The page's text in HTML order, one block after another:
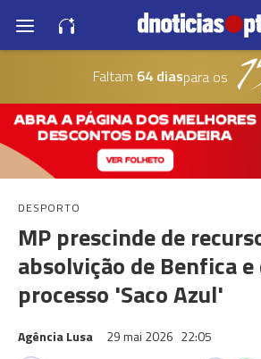
Faltam 64 diaspara os
DESPORTO
MP prescinde de
absolvição de Benfica
processo 'Saco Azul'
Agência Lusa 29 mai 2026 22:05